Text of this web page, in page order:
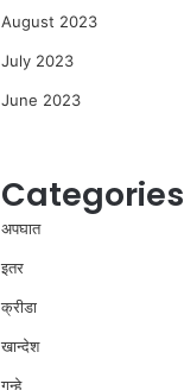
August 2023
July 2023
June 2023
Categories
अपघात
इतर
क्रीडा
खान्देश
गुन्हे